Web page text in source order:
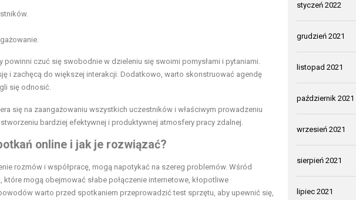
czuć się swobodnie w dzieleniu się swoimi pomysłami i pytaniami.
i zachęcą do większej interakcji. Dodatkowo, warto skonstruować agendę
się odnosić.
się na zaangażowaniu wszystkich uczestników i właściwym prowadzeniu
bardziej efektywnej i produktywnej atmosfery pracy zdalnej.
online i jak je rozwiązać?
rozmów i współpracę, mogą napotykać na szereg problemów. Wśród
, które mogą obejmować słabe połączenie internetowe, kłopotliwe
warto przed spotkaniem przeprowadzić test sprzętu, aby upewnić się,
styczeń 2022
grudzień 2021
listopad 2021
październik 2021
wrzesień 2021
sierpień 2021
lipiec 2021